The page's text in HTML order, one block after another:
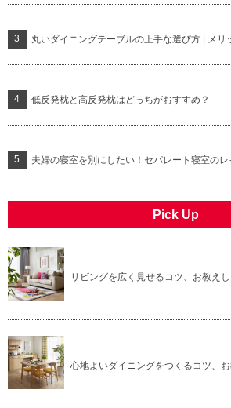
丸いダイニングテーブルの上手な選び方 | メリ
低反発枕と高反発枕はどっちがおすすめ？
夫婦の寝室を別にしたい！セパレート寝室のレ
Pick Up
リビングを広く見せるコツ、お教えし
心地よいダイニングをつくるコツ、お